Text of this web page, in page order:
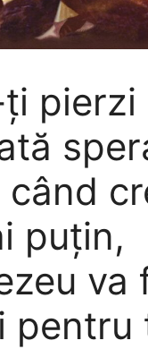
pierzi
când
puțin,
va
pentru